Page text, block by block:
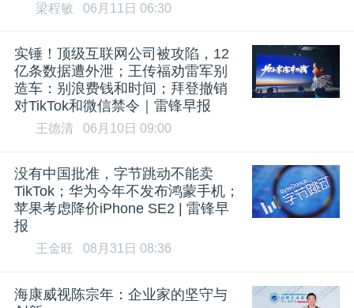
梁程敏 06月11日 06:30
实锤！顶级互联网公司被攻陷，12
亿条数据遭外泄；王传福劝雷军别
造车：别浪费钱和时间；拜登撤销
对TikTok和微信禁令｜雷锋早报
王德清 06月10日 09:00
没有中国批准，字节跳动不能卖
TikTok；华为今年不发布鸿蒙手机；
苹果考虑降价iPhone SE2 | 雷锋早
报
王金旺 08月31日 08:36
海康威视陈宗年：企业家的坚守与